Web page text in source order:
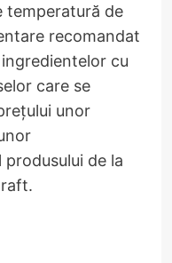
temperatură de
recomandat
cu
care se
unor
de la